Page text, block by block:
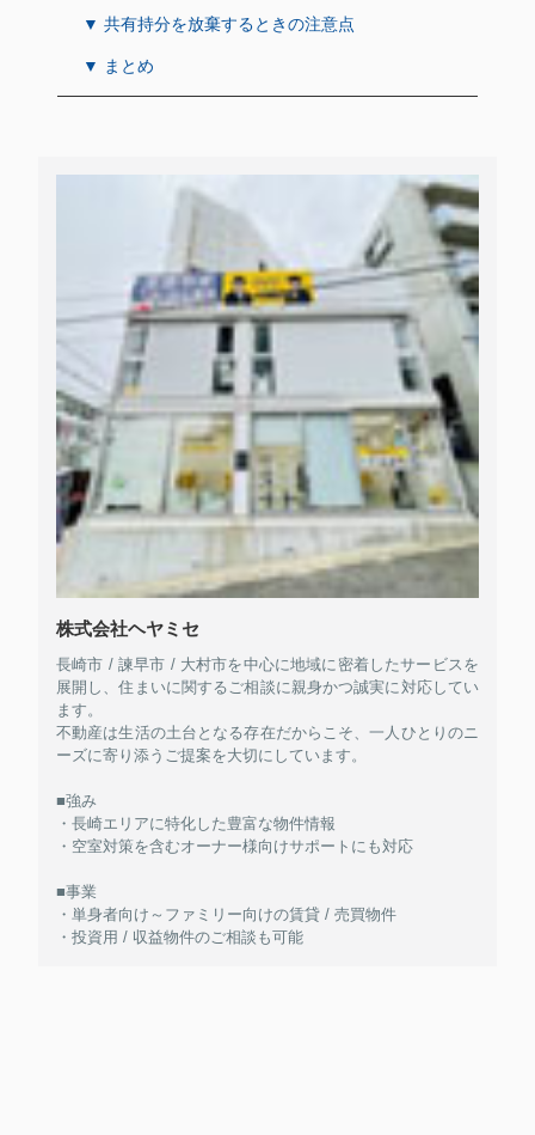
▼ 共有持分を放棄するときの注意点
▼ まとめ
株式会社ヘヤミセ
長崎市 / 諫早市 / 大村市を中心に地域に密着したサービスを
展開し、住まいに関するご相談に親身かつ誠実に対応してい
ます。
不動産は生活の土台となる存在だからこそ、一人ひとりのニ
ーズに寄り添うご提案を大切にしています。
■強み
・長崎エリアに特化した豊富な物件情報
・空室対策を含むオーナー様向けサポートにも対応
■事業
・単身者向け～ファミリー向けの賃貸 / 売買物件
・投資用 / 収益物件のご相談も可能